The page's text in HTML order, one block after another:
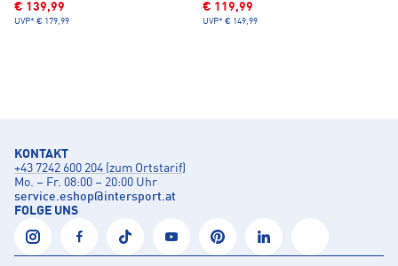
€ 139,99
UVP* € 179,99
€ 119,99
UVP* € 149,99
KONTAKT
+43 7242 600 204 (zum Ortstarif)
Mo. – Fr. 08:00 – 20:00 Uhr
service.eshop@intersport.at
FOLGE UNS